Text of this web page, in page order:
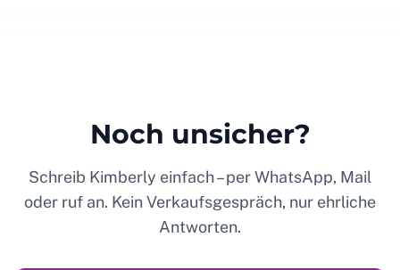
Noch unsicher?
Schreib Kimberly einfach – per WhatsApp, Mail
oder ruf an. Kein Verkaufsgespräch, nur ehrliche
Antworten.